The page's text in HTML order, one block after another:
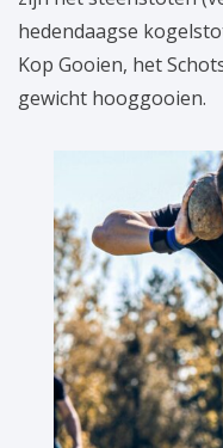
hedendaagse
Kop Gooien, het
gewicht hooggooien.